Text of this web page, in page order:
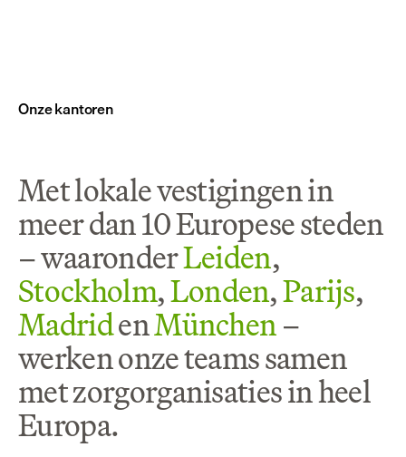
Onze kantoren
Met lokale vestigingen in
meer dan 10 Europese steden
– waaronder Leiden
Stockholm, Londen, Parijs
Madrid en München –
werken onze teams samen
met zorgorganisaties in heel
Europa.